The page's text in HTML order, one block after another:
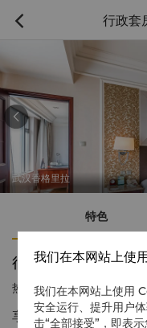
 行政套
武汉香格里拉

特色
行政套房和豪华客房
热线电话 1 866 565 5050
享城市景观及豪华阁行
我们在本网站上使
我们在本网站上使用
安全运行、提升用户
击“全部接受”，即表